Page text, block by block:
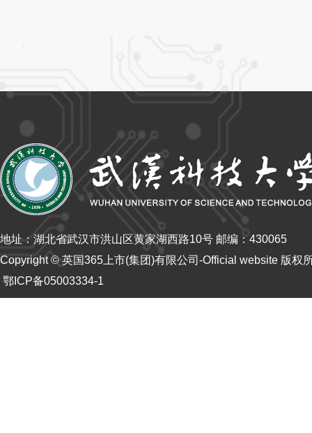
地址：湖北省武汉市洪山区黄家湖西路10号 邮编：430065
Copyright © 英国365上市(集团)有限公司-Official website 版权
鄂ICP备05003334-1